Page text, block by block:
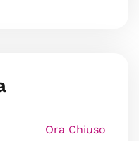
Ora Chiuso